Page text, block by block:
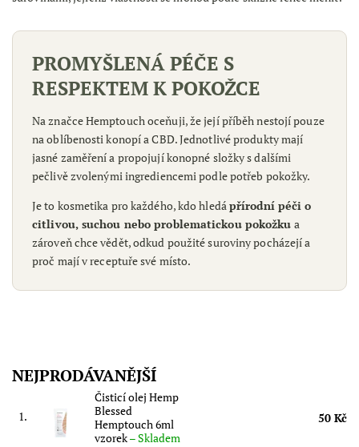
PROMYŠLENÁ PÉČE S
RESPEKTEM K POKOŽCE
Na značce Hemptouch oceňuji, že její příběh nestojí pouze
na oblíbenosti konopí a CBD. Jednotlivé produkty mají
jasné zaměření a propojují konopné složky s dalšími
pečlivě zvolenými ingrediencemi podle potřeb pokožky.
Je to kosmetika pro každého, kdo hledápřírodní péči o
citlivou, suchou nebo problematickou pokožku a
zároveň chce vědět, odkud použité suroviny pocházejí a
proč mají v receptuře své místo.
NEJPRODÁVANĚJŠÍ
1.
Čisticí olej Hemp
Blessed
Hemptouch 6ml
vzorek–Skladem
50 Kč